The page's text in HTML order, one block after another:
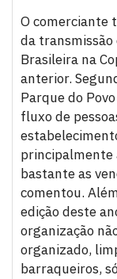
O comerciante
da transmissão
Brasileira na
anterior.
Parque do
fluxo de
principalmente
bastante as
comentou.
edição deste
organização
organizado,
barraqueiros,